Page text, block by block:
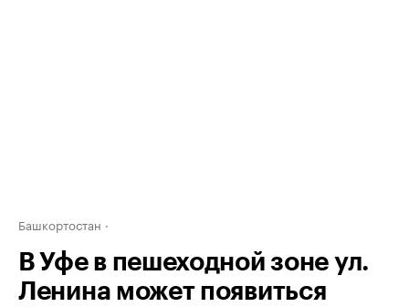
Башкортостан
В Уфе в пешеходной зоне ул.
Ленина может появиться